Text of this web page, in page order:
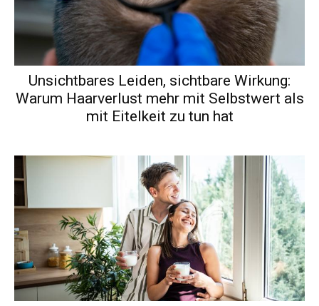
Unsichtbares Leiden, sichtbare Wirkung:
Warum Haarverlust mehr mit Selbstwert als
mit Eitelkeit zu tun hat